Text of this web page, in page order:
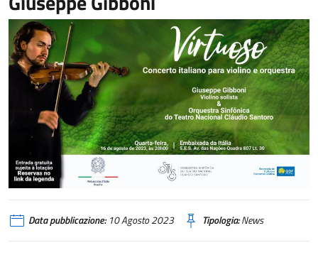
Data pubblicazione:10 Agosto 2023 Tipologia:News